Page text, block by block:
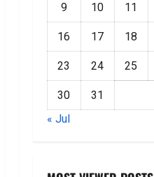
9 10 11
16 17 18
23 24 25
30
31
« Jul